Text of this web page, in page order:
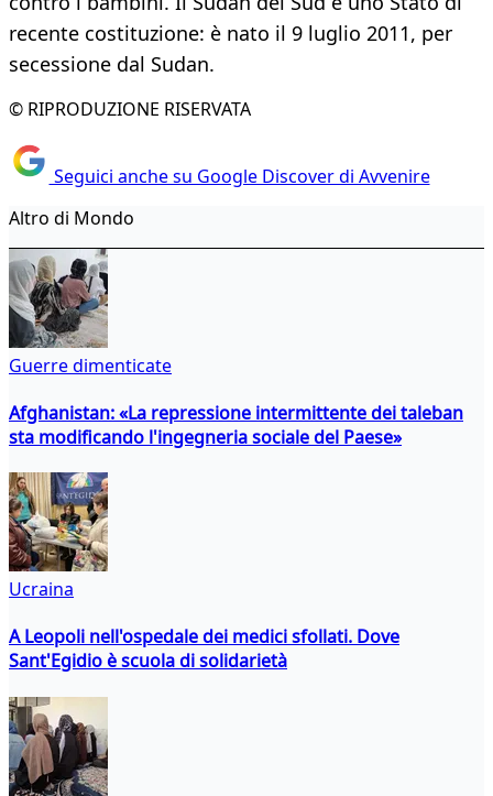
recente costituzione: è nato il 9 luglio 2011, per
secessione dal Sudan.
© RIPRODUZIONE RISERVATA
Seguici anche su Google Discover di Avvenire
Altro di Mondo
Guerre dimenticate
Afghanistan: «La repressione intermittente dei taleban
sta modificando l'ingegneria sociale del Paese»
Ucraina
A Leopoli nell'ospedale dei medici sfollati. Dove
Sant'Egidio è scuola di solidarietà